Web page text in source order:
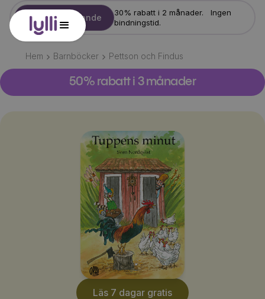
Starta erbjudande
30% rabatt i 2 månader. Ingen
bindningstid.
Hem Barnböcker Pettson och Findus
50% rabatt i 3 månader
Läs 7 dagar gratis